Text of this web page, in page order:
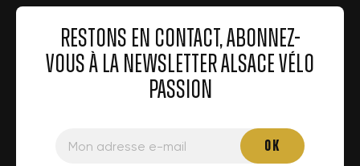
RESTONS EN CONTACT, ABONNEZ-
VOUS À LA NEWSLETTER ALSACE VÉLO
PASSION